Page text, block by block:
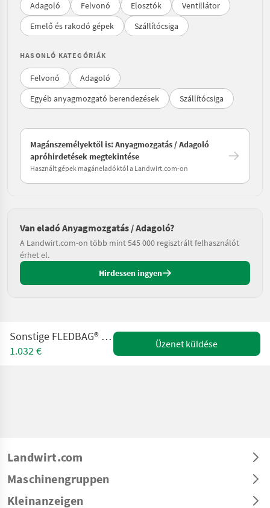
Adagoló
Felvonó Elosztók
Ventillátor
Emelő és rakodó gépek
Szállítócsiga
HASONLÓ KATEGÓRIÁK
Felvonó
Adagoló
Egyéb anyagmozgató berendezések
Szállítócsiga
Magánszemélyektől is: Anyagmozgatás / Adagoló
apróhirdetések megtekintése
Használt gépek magáneladóktól a Landwirt.com-on
Van eladó Anyagmozgatás / Adagoló?
A Landwirt.com-on több mint 545 000 regisztrált felhasználót
érhet el.
Hirdessen ingyen
Sonstige FLEDBAG® Side Rack Halterung
1.032 €
Üzenet küldése
Landwirt.com
Maschinengruppen
Kleinanzeigen